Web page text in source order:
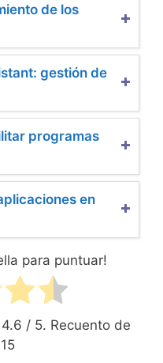
de los
gestión de
programas
en
para puntuar!
4.6 / 5. Recuento de
15